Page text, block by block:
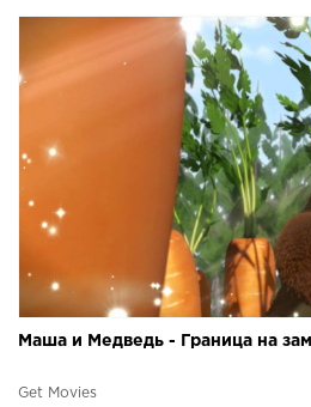
Маша и Медведь - Граница на
Get Movies